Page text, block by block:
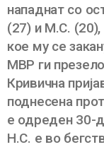
нападнат со
(27) и М.С.
кое му се
МВР ги
Кривична
поднесена
е одреден 30-
Н.С. е во